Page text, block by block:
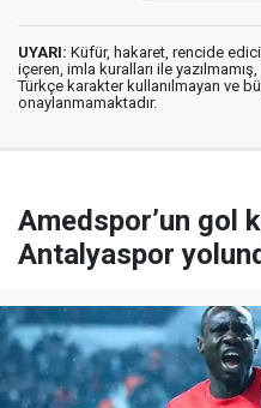
UYARI: Küfür, hakaret, rencide
içeren, imla kuralları ile yazılmamış,
Türkçe karakter kullanılmayan ve
onaylanmamaktadır.
Amedspor’un gol
Antalyaspor